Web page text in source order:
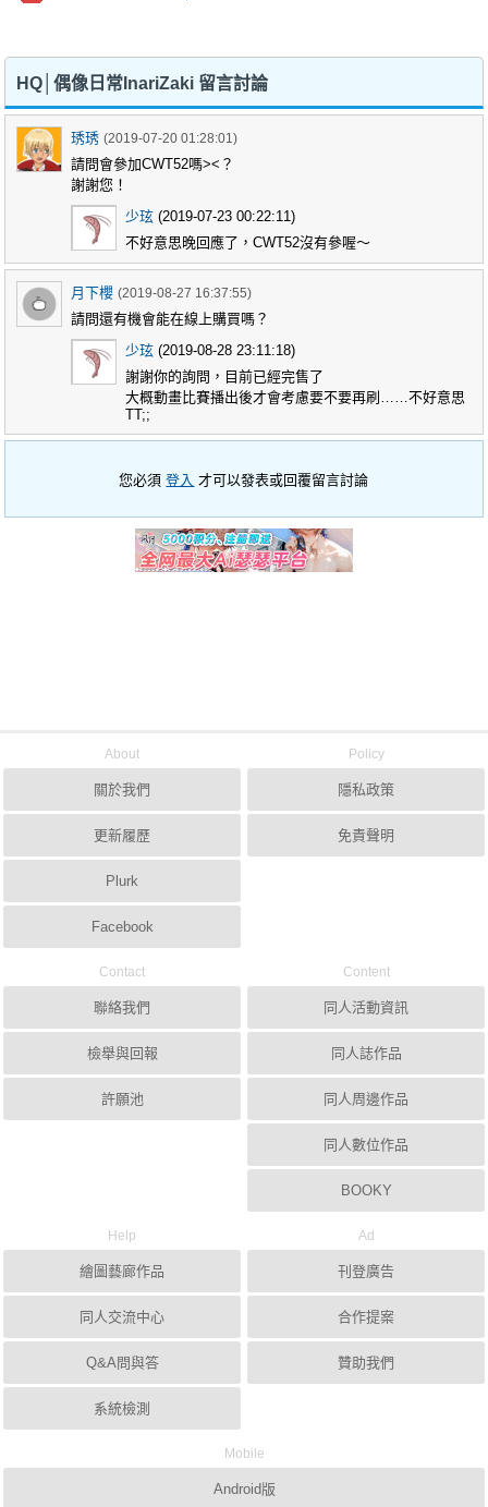
HQ│偶像日常InariZaki 留言討論
琇琇 (2019-07-20 01:28:01)
請問會參加CWT52嗎><？
謝謝您！
少玹 (2019-07-23 00:22:11)
不好意思晚回應了，CWT52沒有參喔～
月下櫻 (2019-08-27 16:37:55)
請問還有機會能在線上購買嗎？
少玹 (2019-08-28 23:11:18)
謝謝你的詢問，目前已經完售了
大概動畫比賽播出後才會考慮要不要再刷……不好意思
TT;;
您必須登入 才可以發表或回覆留言討論
About
關於我們
更新履歷
Plurk
Facebook
Policy
隱私政策
免責聲明
Contact
聯絡我們
檢舉與回報
許願池
Content
同人活動資訊
同人誌作品
同人周邊作品
同人數位作品
BOOKY
Help
繪圖藝廊作品
同人交流中心
Q&A問與答
系統檢測
Ad
刊登廣告
合作提案
贊助我們
Mobile
Android版